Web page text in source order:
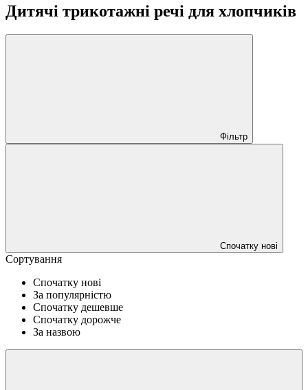
Дитячі трикотажні речі для хлопчиків
Фільтр
Спочатку нові
Сортування
Спочатку нові
За популярністю
Спочатку дешевше
Спочатку дорожче
За назвою